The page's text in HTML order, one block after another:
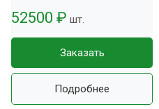
52500 ₽ шт.
Заказать
Подробнее